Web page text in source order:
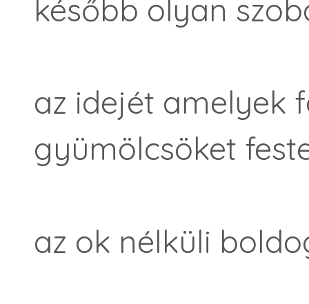
később olyan
az idejét amelyek
gyümölcsöket
az ok nélküli